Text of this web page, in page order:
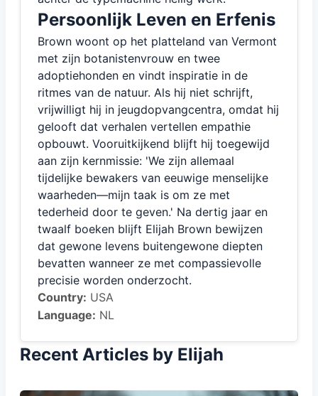
Persoonlijk Leven en Erfenis
Brown woont op het platteland van Vermont
met zijn botanistenvrouw en twee
adoptiehonden en vindt inspiratie in de
ritmes van de natuur. Als hij niet schrijft,
vrijwilligt hij in jeugdopvangcentra, omdat hij
gelooft dat verhalen vertellen empathie
opbouwt. Vooruitkijkend blijft hij toegewijd
aan zijn kernmissie: 'We zijn allemaal
tijdelijke bewakers van eeuwige menselijke
waarheden—mijn taak is om ze met
tederheid door te geven.' Na dertig jaar en
twaalf boeken blijft Elijah Brown bewijzen
dat gewone levens buitengewone diepten
bevatten wanneer ze met compassievolle
precisie worden onderzocht.
Country: USA
Language: NL
Recent Articles by Elijah